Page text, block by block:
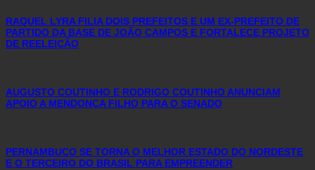
RAQUEL LYRA FILIA DOIS PREFEITOS E UM EX-PREFEITO DE
PARTIDO DA BASE DE JOÃO CAMPOS E FORTALECE PROJETO
DE REELEIÇÃO
AUGUSTO COUTINHO E RODRIGO COUTINHO ANUNCIAM
APOIO A MENDONÇA FILHO PARA O SENADO
PERNAMBUCO SE TORNA O MELHOR ESTADO DO NORDESTE
E O TERCEIRO DO BRASIL PARA EMPREENDER